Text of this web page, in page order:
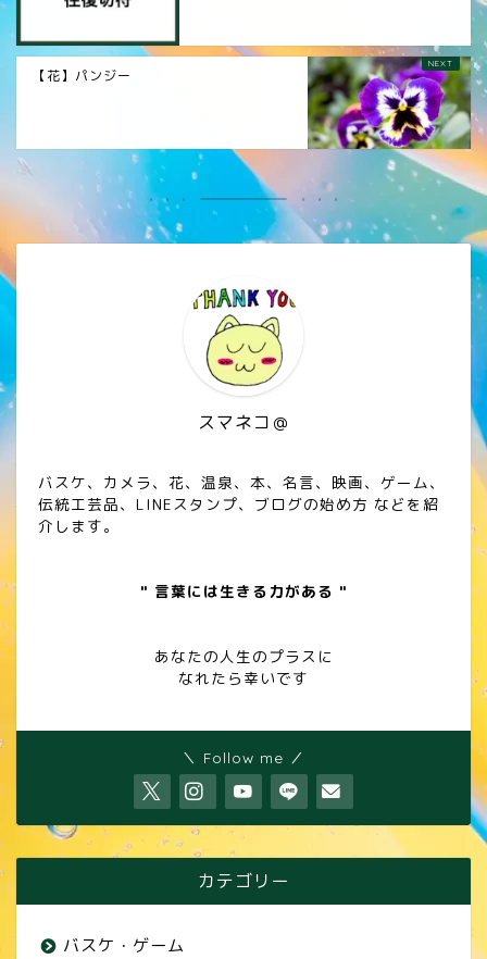
【花】パンジー
スマネコ＠
バスケ、カメラ、花、温泉、本、名言、映画、ゲーム、
伝統工芸品、LINEスタンプ、ブログの始め方 などを紹
介します。
" 言葉には生きる力がある "
あなたの人生のプラスに
なれたら幸いです
＼ Follow me ／
カテゴリー
バスケ・ゲーム